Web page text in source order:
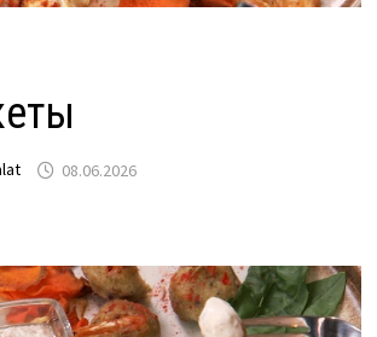
08.06.2026